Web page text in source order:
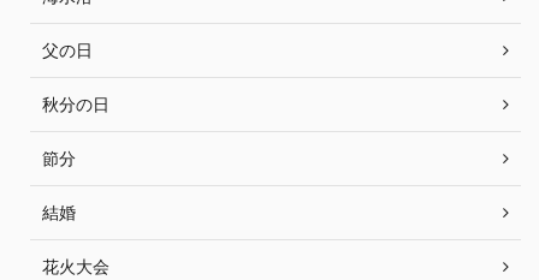
父の日
秋分の日
節分
結婚
花火大会